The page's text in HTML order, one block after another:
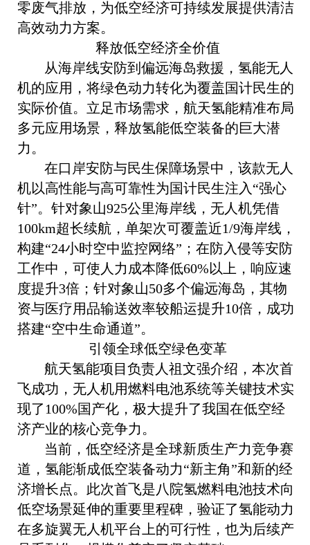
零废气排放，为低空经济可持续发展提供清洁
高效动力方案。
释放低空经济全价值
从海岸线安防到偏远海岛救援，氢能无人
机的应用，将绿色动力转化为覆盖国计民生的
实际价值。立足市场需求，航天氢能精准布局
多元应用场景，释放氢能低空装备的巨大潜
力。
在口岸安防与民生保障场景中，该款无人
机以高性能与高可靠性为国计民生注入“强心
针”。针对象山925公里海岸线，无人机凭借
100km超长续航，单架次可覆盖近1/9海岸线，
构建“24小时空中监控网络”；在防入侵等安防
工作中，可使人力成本降低60%以上，响应速
度提升3倍；针对象山50多个偏远海岛，其物
资与医疗用品输送效率较船运提升10倍，成功
搭建“空中生命通道”。
引领全球低空绿色变革
航天氢能项目负责人祖文强介绍，本次首
飞成功，无人机用燃料电池系统等关键技术实
现了100%国产化，极大提升了我国在低空经
济产业的核心竞争力。
当前，低空经济是全球新质生产力竞争赛
道，氢能渐成低空装备动力“新主角”和新的经
济增长点。此次首飞是八院氢燃料电池技术向
低空场景延伸的重要里程碑，验证了氢能动力
在多旋翼无人机平台上的可行性，也为后续产